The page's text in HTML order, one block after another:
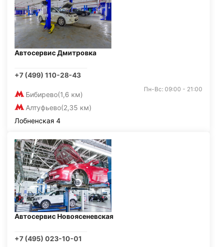
Автосервис Дмитровка
+7 (499) 110-28-43
Бибирево(1,6 км)
Алтуфьево(2,35 км)
Пн-Вс: 09:00 - 21:00
Лобненская 4
Автосервис Новоясеневская
+7 (495) 023-10-01